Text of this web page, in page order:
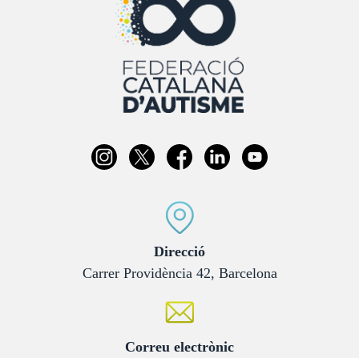
Direcció:
Carrer Providència 42, Barcelona
Correu electrònic: